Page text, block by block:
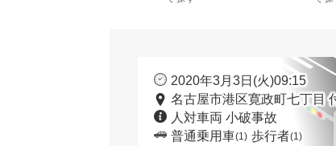
2020年3月3日(火)09:15
名古屋市港区寛政町七丁目
人対車両 小破事故
普通乗用車(1) 歩行者(1)